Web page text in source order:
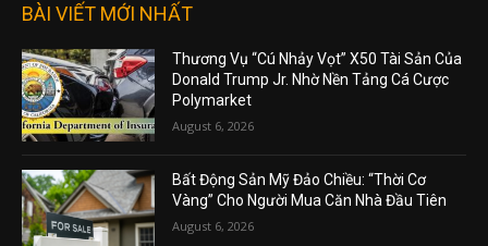
BÀI VIẾT MỚI NHẤT
Thương Vụ “Cú Nhảy Vọt” X50 Tài Sản Của
Donald Trump Jr. Nhờ Nền Tảng Cá Cược
Polymarket
August 6, 2026
Bất Động Sản Mỹ Đảo Chiều: “Thời Cơ
Vàng” Cho Người Mua Căn Nhà Đầu Tiên
August 6, 2026